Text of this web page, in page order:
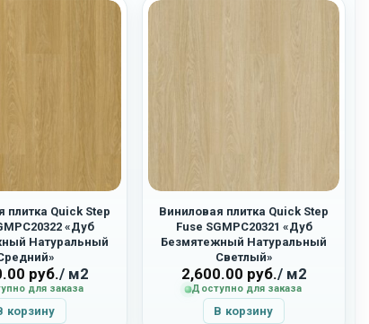
плитка Quick Step
«Дуб
Натуральный
руб./ м2
для заказа
корзину
Виниловая плитка Quick Step
Fuse SGMPC20321 «Дуб
Безмятежный Натуральный
Светлый»
2,600.00 руб./ м2
Доступно для заказа
В корзину